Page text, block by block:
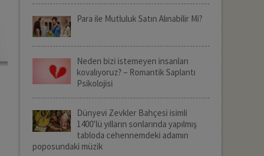
Para ile Mutluluk Satın Alınabilir Mi?
Neden bizi istemeyen insanları
kovalıyoruz? – Romantik Saplantı
Psikolojisi
Dünyevi Zevkler Bahçesi isimli
1400’lü yılların sonlarında yapılmış
tabloda cehennemdeki adamın
poposundaki müzik